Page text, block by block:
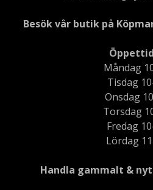
Besök vår butik på
Måndag
Tisdag
Onsdag
Torsdag
Fredag
Lördag
Handla gammalt &